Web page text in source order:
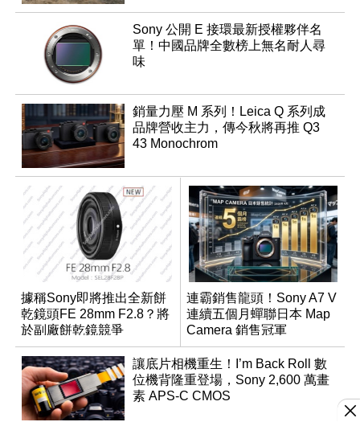
Sony 公開 E 接環最新授權夥伴名
單！中國品牌全數榜上無名耐人尋
味
銷量力壓 M 系列！Leica Q 系列成
品牌營收主力，傳今秋將再推 Q3
43 Monochrom
據稱Sony即將推出全新餅
乾鏡頭FE 28mm F2.8？將
於副廠餅乾鏡競爭
連霸銷售龍頭！Sony A7 V
連續五個月蟬聯日本 Map
Camera 銷售冠軍
讓底片相機重生！I’m Back Roll 數
位機背隆重登場，Sony 2,600 萬畫
素 APS-C CMOS